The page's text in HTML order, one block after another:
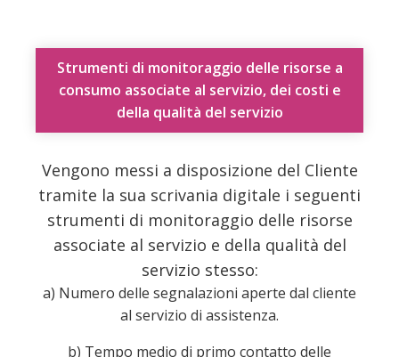
Strumenti di monitoraggio delle risorse a
consumo associate al servizio, dei costi e
della qualità del servizio
Vengono messi a disposizione del Cliente
tramite la sua scrivania digitale i seguenti
strumenti di monitoraggio delle risorse
associate al servizio e della qualità del
servizio stesso:
a) Numero delle segnalazioni aperte dal cliente
al servizio di assistenza.
b) Tempo medio di primo contatto delle